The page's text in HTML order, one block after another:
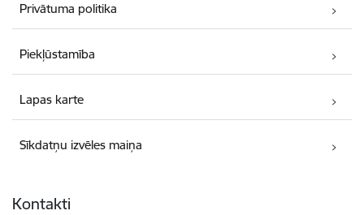
Privātuma politika
Piekļūstamība
Lapas karte
Sīkdatņu izvēles maiņa
Kontakti